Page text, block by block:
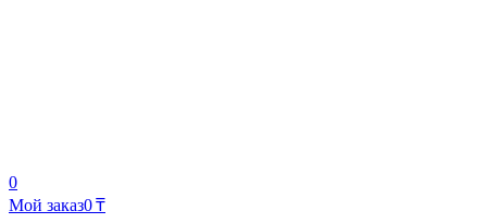
0
Мой заказ0 ₸